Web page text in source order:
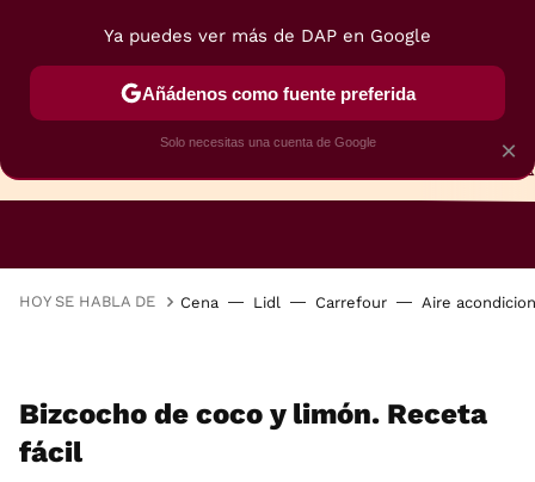
HOY SE HABLA DE Cena Lidl Carrefour Aire
Bizcocho de coco y limón. Receta
fácil
×
Ya puedes ver más de DAP en Google
Añádenos como fuente preferida
Solo necesitas una cuenta de Google